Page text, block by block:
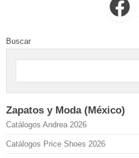
Buscar
Zapatos y Moda (México)
Catálogos Andrea 2026
Catálogos Price Shoes 2026